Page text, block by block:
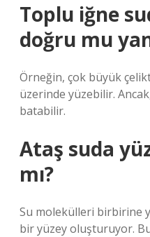
Toplu iğne
doğru mu
Örneğin, çok büyük
üzerinde yüzebilir.
batabilir.
Ataş suda
mı?
Su molekülleri birbirine
bir yüzey oluşturuyor.